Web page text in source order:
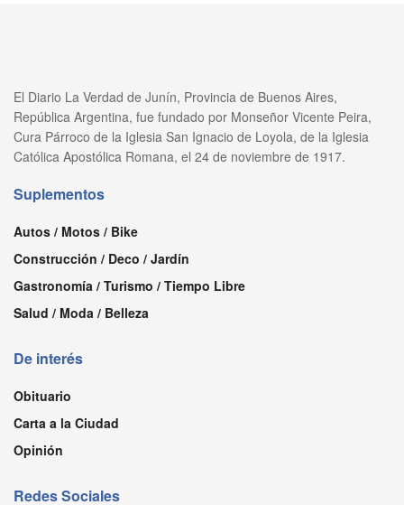
El Diario La Verdad de Junín, Provincia de Buenos Aires,
República Argentina, fue fundado por Monseñor Vicente Peira,
Cura Párroco de la Iglesia San Ignacio de Loyola, de la Iglesia
Católica Apostólica Romana, el 24 de noviembre de 1917.
Suplementos
Autos / Motos / Bike
Construcción / Deco / Jardín
Gastronomía / Turismo / Tiempo Libre
Salud / Moda / Belleza
De interés
Obituario
Carta a la Ciudad
Opinión
Redes Sociales